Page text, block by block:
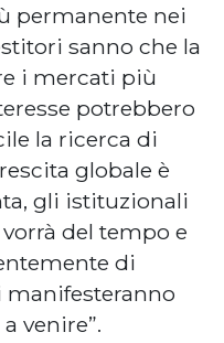
permanente nei
sanno che la
i mercati più
potrebbero
la ricerca di
globale è
gli istituzionali
del tempo e
di
manifesteranno
venire”.